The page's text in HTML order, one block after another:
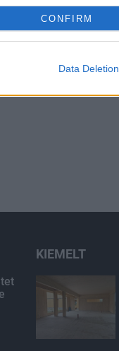
CONFIRM
Data Deletion
KIEMELT